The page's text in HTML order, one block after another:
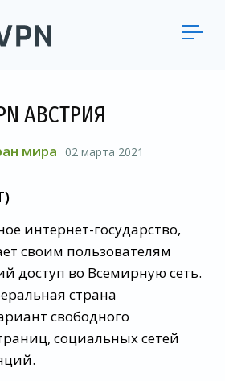
АВСТРИЯ
мира 02 марта 2021
интернет-государство,
своим пользователям
доступ во Всемирную сеть.
страна
свободного
социальных сетей